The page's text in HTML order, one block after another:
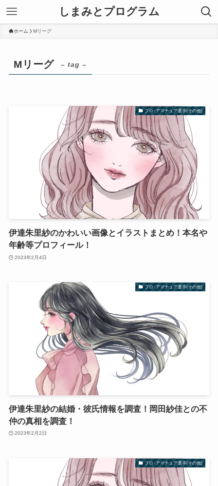
しまみとプログラム
ホーム Mリーグ
Mリーグ – tag –
プロ･アマチュア選手(その他)
伊達朱里紗のかわいい画像とイラストまとめ！本名や
年齢等プロフィール！
2023年2月4日
プロ･アマチュア選手(その他)
伊達朱里紗の結婚・彼氏情報を調査！岡田紗佳との不
仲の真相を調査！
2023年2月2日
プロ･アマチュア選手(その他)